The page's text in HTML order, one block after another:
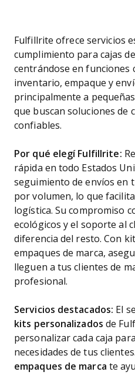
Fulfillrite ofrece servicios
cumplimiento para cajas
centrándose en funciones
inventario, empaque y
principalmente a
que buscan soluciones de
confiables.
Por qué elegí Fulfillrite:
rápida en todo Estados
seguimiento de envíos en
por volumen, lo que
logística. Su compromiso
ecológicos y el soporte al
diferencia del resto. Con
empaques de marca,
lleguen a tus clientes de
profesional.
Servicios destacados: El
kits personalizados de
personalizar cada caja
necesidades de tus
empaques de marca te